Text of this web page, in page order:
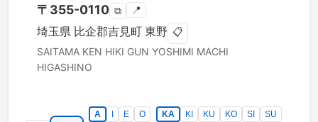
〒 355-0110 ⧉ 📍
埼玉県 比企郡吉見町 東野 📋
SAITAMA KEN HIKI GUN YOSHIMI MACHI
HIGASHINO
A E O KA KI KU KO SI
SU